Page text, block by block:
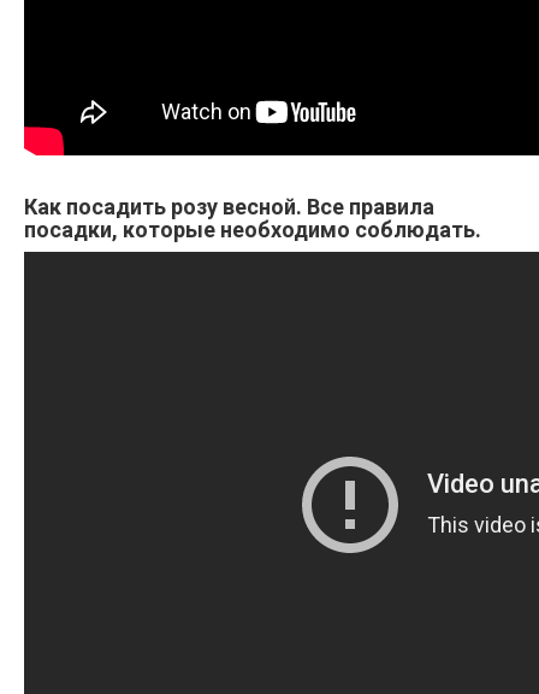
Как посадить розу весной. Все правила
посадки, которые необходимо соблюдать.